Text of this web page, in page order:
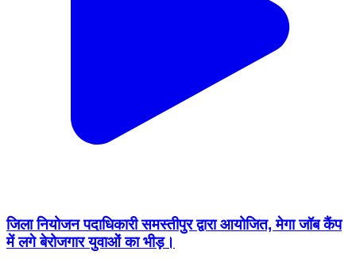
जिला नियोजन पदाधिकारी समस्तीपुर द्वारा आयोजित, मेगा जॉब कैंप
में लगे बेरोजगार युवाओं का भीड़।